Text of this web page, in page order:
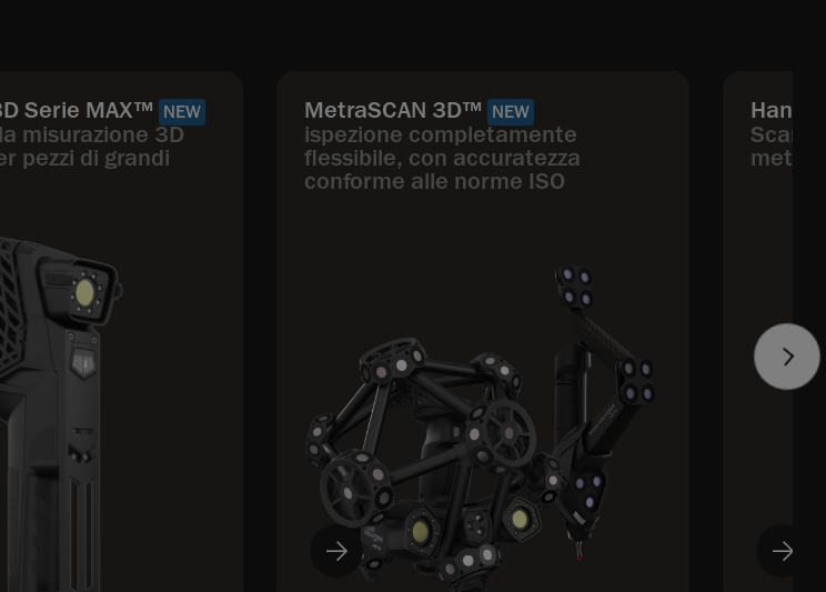
Serie MAX™ NEW
misurazione 3D
pezzi di grandi
MetraSCAN 3D™ NEW
ispezione completamente
flessibile, con accuratezza
conforme alle norme ISO